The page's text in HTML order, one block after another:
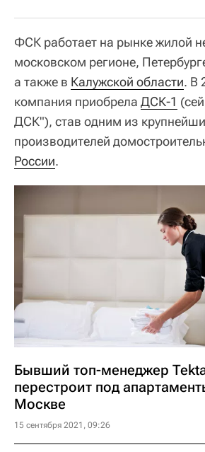
ФСК работает на рынке жилой
московском регионе,
а также в Калужской области. В
компания приобрела ДСК-1
ДСК"), став одним из
производителей
России.
Бывший топ-менеджер
перестроит под
Москве
15 сентября 2021, 09:26